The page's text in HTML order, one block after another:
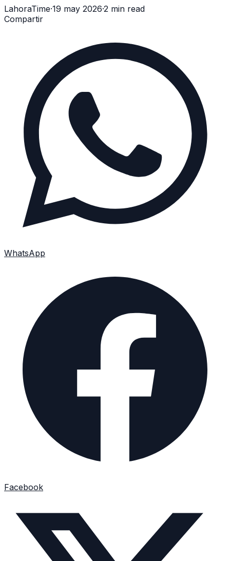
LahoraTime·19 may 2026·2 min read
Compartir
WhatsApp
Facebook